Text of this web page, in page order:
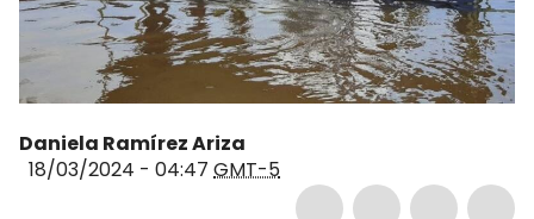
Daniela Ramírez Ariza
18/03/2024 - 04:47 GMT-5